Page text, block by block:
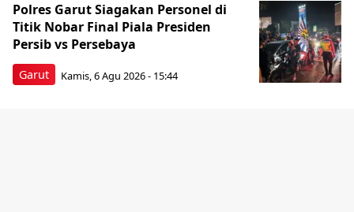
Garut
Polres Garut Siagakan Personel di
Titik Nobar Final Piala Presiden
Persib vs Persebaya
Kamis, 6 Agu 2026 - 15:44